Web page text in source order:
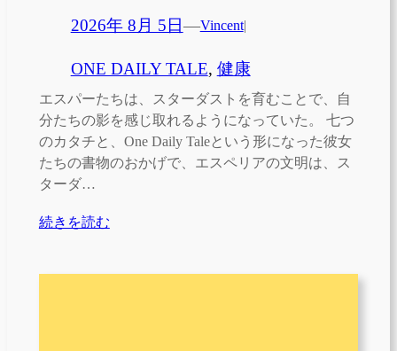
2026年 8月 5日—Vincent|
ONE DAILY TALE, 健康
エスパーたちは、スターダストを育むことで、自
分たちの影を感じ取れるようになっていた。 七つ
のカタチと、One Daily Taleという形になった彼女
たちの書物のおかげで、エスペリアの文明は、ス
ターダ…
続きを読む